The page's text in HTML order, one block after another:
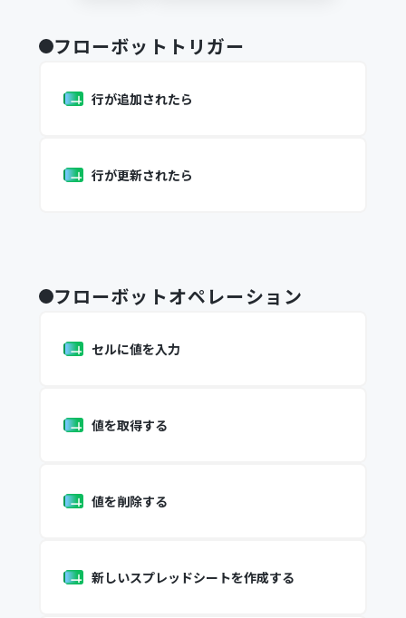
フローボットトリガー
行が追加されたら
行が更新されたら
フローボットオペレーション
セルに値を入力
値を取得する
値を削除する
新しいスプレッドシートを作成する